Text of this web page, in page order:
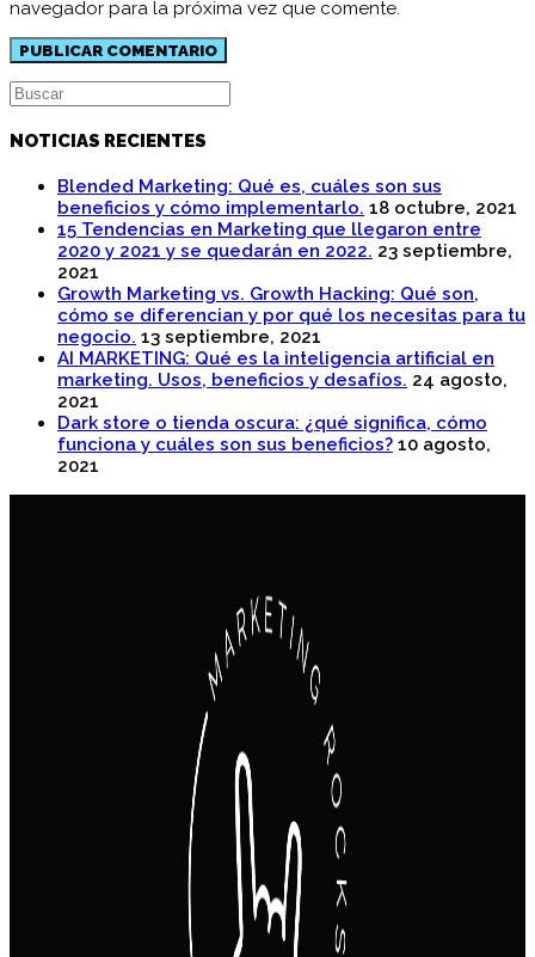
navegador para la próxima vez que comente.
NOTICIAS RECIENTES
Blended Marketing: Qué es, cuáles son sus
beneficios y cómo implementarlo. 18 octubre, 2021
15 Tendencias en Marketing que llegaron entre
2020 y 2021 y se quedarán en 2022. 23 septiembre,
2021
Growth Marketing vs. Growth Hacking: Qué son,
cómo se diferencian y por qué los necesitas para tu
negocio. 13 septiembre, 2021
AI MARKETING: Qué es la inteligencia artificial en
marketing. Usos, beneficios y desafíos. 24 agosto,
2021
Dark store o tienda oscura: ¿qué significa, cómo
funciona y cuáles son sus beneficios? 10 agosto,
2021